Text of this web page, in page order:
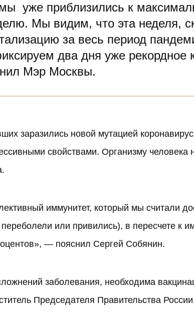
уже приблизились к
Мы видим, что эта неделя,
за весь период
два дня уже рекордное
Мэр Москвы.
заразились новой мутацией
свойствами. Организму человека
иммунитет, который мы считали
или привились), в пересчете к
— пояснил Сергей Собянин.
заболевания, необходима
Председателя Правительства